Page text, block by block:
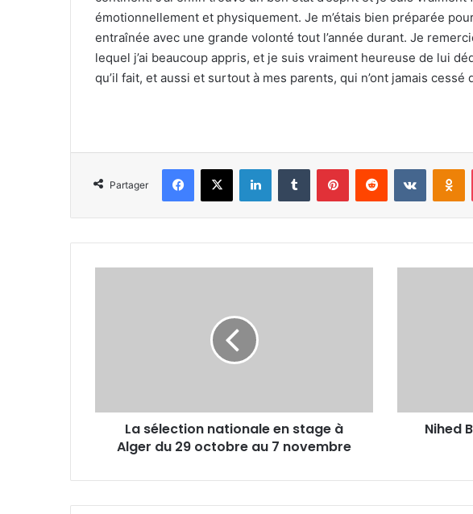
émotionnellement et physiquement. Je m’étais bien préparée
entraînée avec une grande volonté tout l’année durant. Je
lequel j’ai beaucoup appris, et je suis vraiment heureuse de lui
qu’il fait, et aussi et surtout à mes parents, qui n’ont jamais cessé
Partager
Facebook
X LinkedinTumblr PinterestReddit
29
octobre
novembre
La sélection nationale en stage à
Alger du 29 octobre au 7 novembre
Nihed